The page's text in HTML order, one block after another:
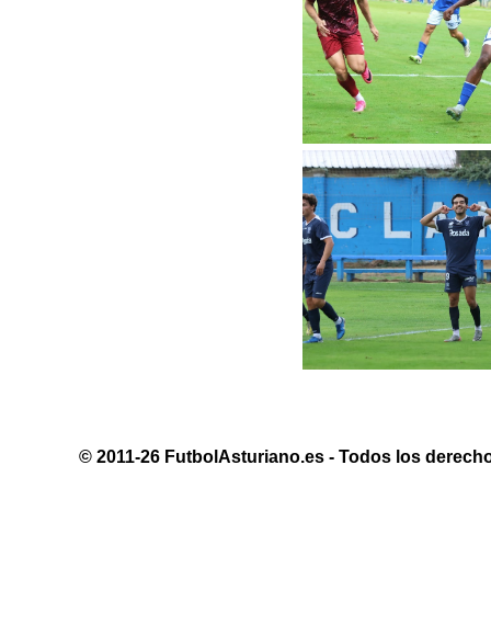
© 2011-26 FutbolAsturiano.es - Todos los